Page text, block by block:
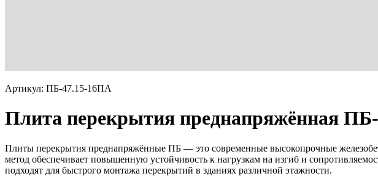
Артикул: ПБ-47.15-16ПА
Плита перекрытия преднапряжённая
Плиты перекрытия преднапряжённые ПБ — это современные высокопрочные
метод обеспечивает повышенную устойчивость к нагрузкам на изгиб и
подходят для быстрого монтажа перекрытий в зданиях различной этажности.